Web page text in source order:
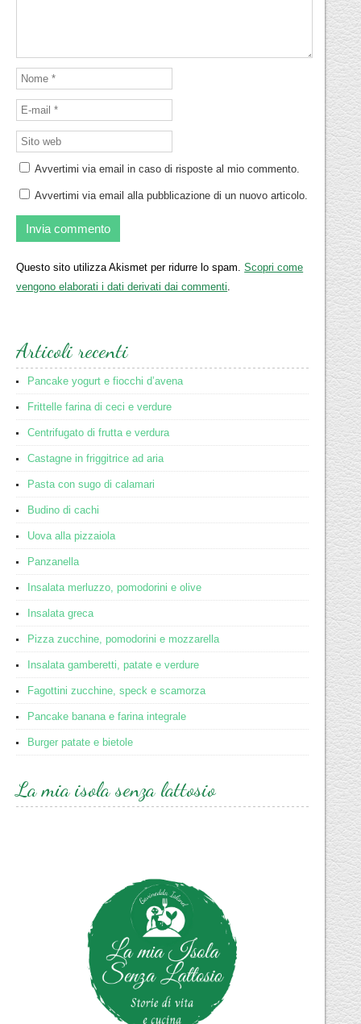
Avvertimi via email in caso di risposte al mio commento.
Avvertimi via email alla pubblicazione di un nuovo articolo.
Questo sito utilizza Akismet per ridurre lo spam.Scopri come
vengono elaborati i dati derivati dai commenti
Articoli recenti
Pancake yogurt e fiocchi d’avena
Frittelle farina di ceci e verdure
Centrifugato di frutta e verdura
Castagne in friggitrice ad aria
Pasta con sugo di calamari
Budino di cachi
Uova alla pizzaiola
Panzanella
Insalata merluzzo, pomodorini e olive
Insalata greca
Pizza zucchine, pomodorini e mozzarella
Insalata gamberetti, patate e verdure
Fagottini zucchine, speck e scamorza
Pancake banana e farina integrale
Burger patate e bietole
La mia isola senza lattosio